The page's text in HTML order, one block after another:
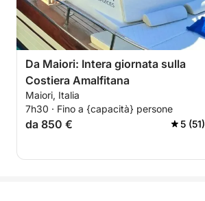
Da Maiori: Intera giornata sulla
Costiera Amalfitana
Maiori, Italia
7h30 · Fino a {capacità} persone
da 850 € 5 (51)